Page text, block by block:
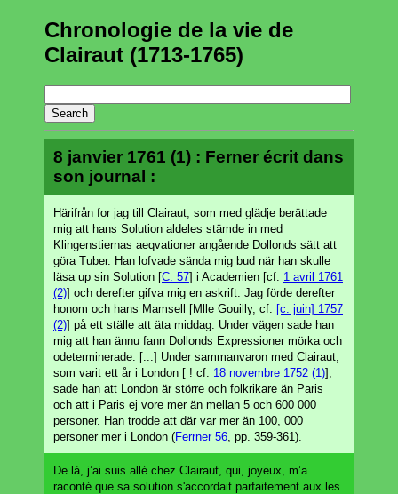
Chronologie de la vie de
Clairaut (1713-1765)
8 janvier 1761 (1) : Ferner écrit dans
son journal :
Härifrån for jag till Clairaut, som med glädje berättade
mig att hans Solution aldeles stämde in med
Klingenstiernas aeqvationer angående Dollonds sätt att
göra Tuber. Han lofvade sända mig bud när han skulle
läsa up sin Solution [C. 57] i Academien [cf. 1 avril 1761
(2)] och derefter gifva mig en askrift. Jag förde derefter
honom och hans Mamsell [Mlle Gouilly, cf.
[c. juin] 1757
(2)] på ett ställe att äta middag. Under vägen sade han
mig att han ännu fann Dollonds Expressioner mörka och
odeterminerade. [...] Under sammanvaron med Clairaut,
som varit ett år i London [ ! cf. 18 novembre 1752 (1)],
sade han att London är större och folkrikare än Paris
och att i Paris ej vore mer än mellan 5 och 600 000
personer. Han trodde att där var mer än 100, 000
personer mer i London (Ferrner 56 , pp. 359-361).
De là, j’ai suis allé chez Clairaut, qui, joyeux, m’a
raconté que sa solution s'accordait parfaitement aux les